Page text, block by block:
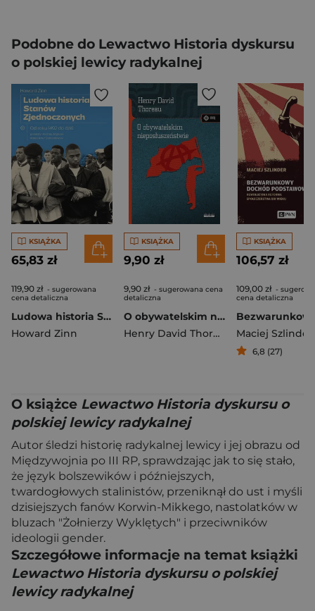
Podobne do Lewactwo Historia dyskursu
o polskiej lewicy radykalnej
KSIĄŻKA
65,83 zł
119,90 zł - sugerowana
cena detaliczna
Ludowa historia Stanów Zjednoczonych. Od roku 1492 do dziś wyd. 2
Howard Zinn
KSIĄŻKA
9,90 zł
9,90 zł - sugerowana cena
detaliczna
O obywatelskim nieposłuszeństwie
Henry David Thoreau
KSIĄŻKA
106,57 zł
109,00 zł -
cena detaliczna
Maciej Szlinder
6,8 (27)
O książce Lewactwo Historia dyskursu o
polskiej lewicy radykalnej
Autor śledzi historię radykalnej lewicy i jej obrazu od
Międzywojnia po III RP, sprawdzając jak to się stało,
że język bolszewików i późniejszych,
twardogłowych stalinistów, przeniknął do ust i myśli
dzisiejszych fanów Korwin-Mikkego, nastolatków w
bluzach "Żołnierzy Wyklętych" i przeciwników
ideologii gender.
Szczegółowe informacje na temat książki
Lewactwo Historia dyskursu o polskiej
lewicy radykalnej